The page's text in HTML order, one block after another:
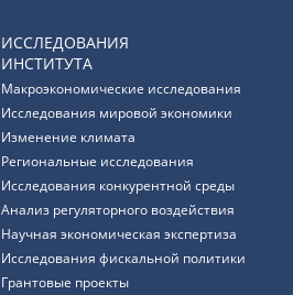
ИССЛЕДОВАНИЯ
ИНСТИТУТА
Макроэкономические исследования
Исследования мировой экономики
Изменение климата
Региональные исследования
Исследования конкурентной среды
Анализ регуляторного воздействия
Научная экономическая экспертиза
Исследования фискальной политики
Грантовые проекты